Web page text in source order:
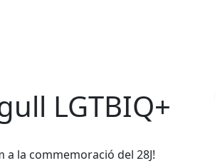
LGTBIQ+
la commemoració del 28J!